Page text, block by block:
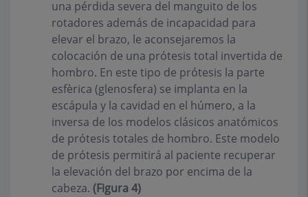
una pérdida severa del manguito de los
rotadores además de incapacidad para
elevar el brazo, le aconsejaremos la
colocación de una prótesis total invertida de
hombro. En este tipo de prótesis la parte
esfèrica (glenosfera) se implanta en la
escápula y la cavidad en el húmero, a la
inversa de los modelos clásicos anatómicos
de prótesis totales de hombro. Este modelo
de prótesis permitirá al paciente recuperar
la elevación del brazo por encima de la
cabeza. (Figura 4)